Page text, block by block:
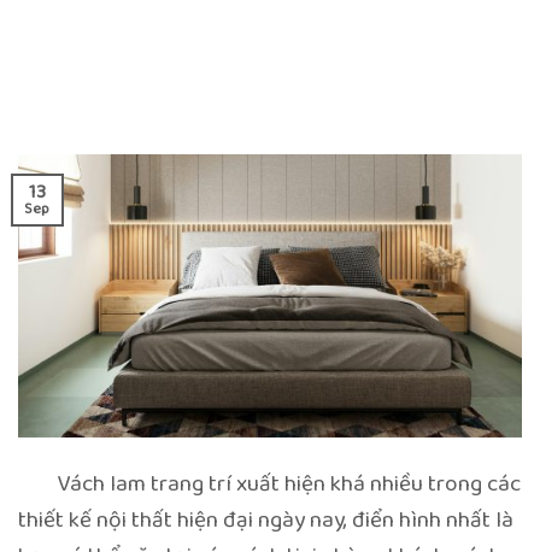
13
Sep
Vách lam trang trí xuất hiện khá nhiều trong các
thiết kế nội thất hiện đại ngày nay, điển hình nhất là